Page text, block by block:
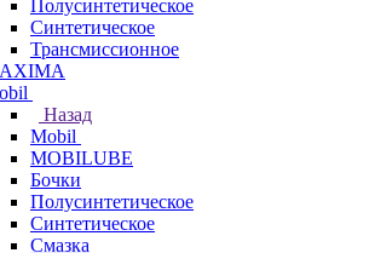
Полусинтетическое
Синтетическое
Трансмиссионное
Назад
Mobil
MOBILUBE
Бочки
Полусинтетическое
Синтетическое
Смазка